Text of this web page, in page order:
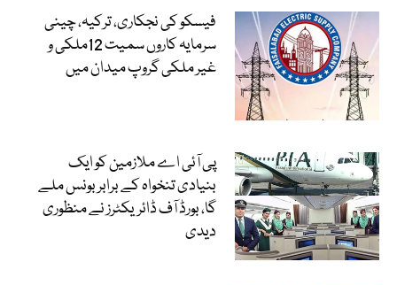
فیسکو کی نجکاری، ترکیہ، چینی
سرمایہ کاروں سمیت 12ملکی و
غیر ملکی گروپ میدان میں
پی آئی اے ملازمین کو ایک
بنیادی تنخواہ کے برابر بونس ملے
گا، بورڈ آف ڈائریکٹرز نے منظوری
دیدی